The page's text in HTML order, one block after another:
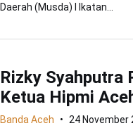
Daerah (Musda) I Ikatan...
Rizky Syahputra
Ketua Hipmi
Banda Aceh
24 November